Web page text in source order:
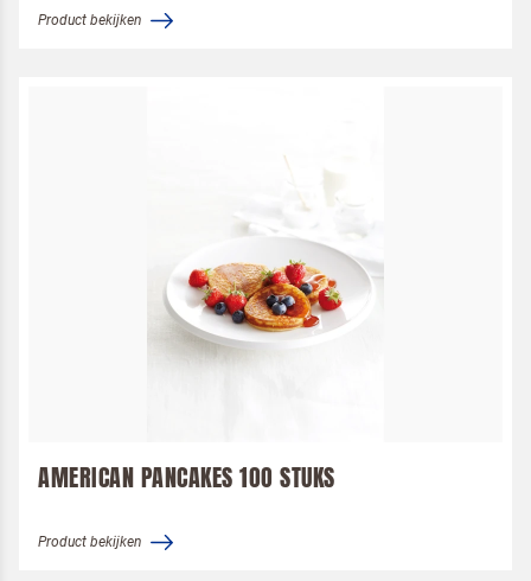
Product bekijken
AMERICAN PANCAKES 1OO STUKS
Product bekijken